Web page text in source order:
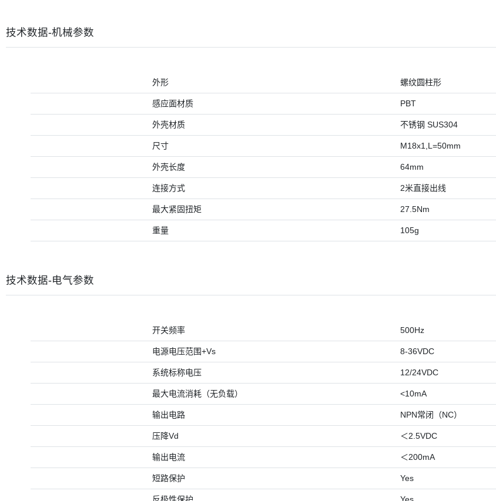
技术数据-机械参数
外形 螺纹圆柱形
感应面材质 PBT
外壳材质 不锈钢 SUS304
尺寸 M18x1,L=50mm
外壳长度 64mm
连接方式 2米直接出线
最大紧固扭矩 27.5Nm
重量 105g
技术数据-电气参数
开关频率 500Hz
电源电压范围+Vs 8-36VDC
系统标称电压 12/24VDC
最大电流消耗（无负载） <10mA
输出电路 NPN常闭（NC）
压降Vd ＜2.5VDC
输出电流 ＜200mA
短路保护 Yes
反极性保护 Yes